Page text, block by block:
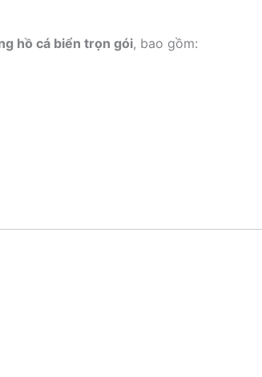
hồ cá biển trọn gói, bao gồm: